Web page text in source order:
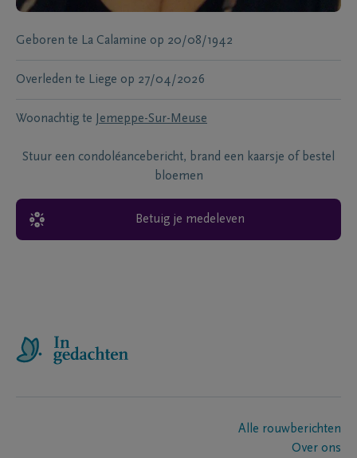
Geboren te La Calamine op 20/08/1942
Overleden te Liege op 27/04/2026
Woonachtig te Jemeppe-Sur-Meuse
Stuur een condoléancebericht, brand een kaarsje of bestel
bloemen
Betuig je medeleven
Alle rouwberichten
Over ons